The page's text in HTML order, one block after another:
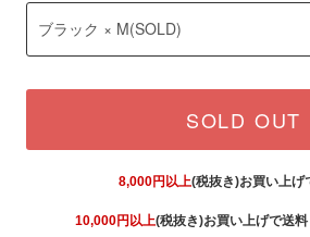
SOLD OUT
8,000円以上(税抜き)お買い上げ
10,000円以上(税抜き)お買い上げで送